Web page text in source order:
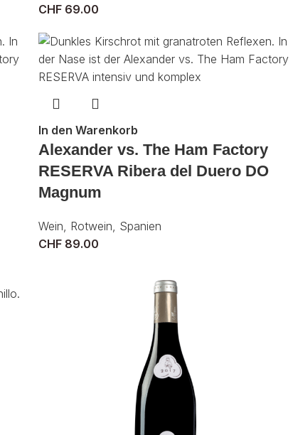
CHF69.00
In den Warenkorb
Alexander vs. The Ham Factory
RESERVA Ribera del Duero DO
Magnum
Wein, Rotwein, Spanien
CHF89.00